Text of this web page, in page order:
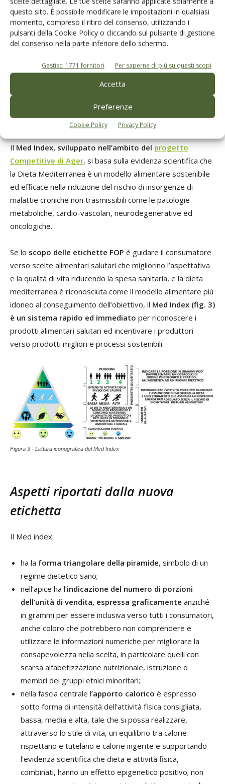
questo sito. È possibile modificare le impostazioni in qualsiasi
momento, compreso il ritiro del consenso, utilizzando i
pulsanti della Cookie Policy o cliccando sul pulsante di gestione
del consenso nella parte inferiore dello schermo.
Gestisci 1771 fornitori Per saperne di più su questi scopi
Accetta
Preferenze
Cookie Policy Privacy Policy
contribuendo a generare un alto valore socioculturale e con
ritorni positivi sull’encomia locale.
Educare alla Dieta Mediterranea significa anche diffondere
garantire la sicurezza alimentare, promuovere stili di vita
sani, condividere buone pratiche alimentari e contribuire al
raggiungimento degli Obiettivi di Sviluppo Sostenibile
fissati dall’Agenda 2030 dell’ONU e di quelli stabiliti
dall’Unione Europea.
Il Med Index, sviluppato nell’ambito del progetto
Competitive di Ager, si basa sulla evidenza scientifica che
la Dieta Mediterranea è un modello alimentare sostenibile
ed efficace nella riduzione del rischio di insorgenze di
malattie croniche non trasmissibili come le patologie
metaboliche, cardio-vascolari, neurodegenerative ed
oncologiche.
Se lo scopo delle etichette FOP è guidare il consumatore
verso scelte alimentari salutari che migliorino l’aspettativa
e la qualità di vita riducendo la spesa sanitaria, e la dieta
mediterranea è riconosciuta come il modello alimentare più
idoneo al conseguimento dell’obiettivo, il Med Index (fig. 3)
è un sistema rapido ed immediato per riconoscere i
prodotti alimentari salutari ed incentivare i produttori
verso prodotti migliori e processi sostenibili.
Figura 3 - Lettura iconografica del Med Index
Aspetti riportati dalla nuova
etichetta
Il Med index:
ha la forma triangolare della piramide, simbolo di un
regime dietetico sano;
nell’apice ha l’indicazione del numero di porzioni
dell’unità di vendita, espressa graficamente anziché
in grammi per essere inclusiva verso tutti i consumatori,
anche coloro che potrebbero non comprendere e
utilizzare le informazioni numeriche per migliorare la
consapevolezza nella scelta, in particolare quelli con
scarsa alfabetizzazione nutrizionale, istruzione o
membri dei gruppi etnici minoritari;
nella fascia centrale l’apporto calorico è espresso
sotto forma di intensità dell’attività fisica consigliata,
bassa, media e alta, tale che si possa realizzare,
attraverso lo stile di vita, un equilibrio tra calorie
rispettano e tutelano e calorie ingerite e supportando
l’evidenza scientifica che dieta e attività fisica,
combinati, hanno un effetto epigenetico positivo; non